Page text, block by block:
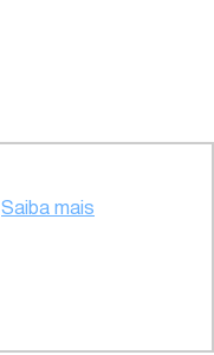
Saiba mais